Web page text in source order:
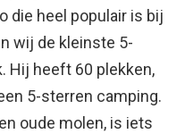
die heel populair is bij
wij de kleinste 5-
Hij heeft 60 plekken,
5-sterren camping.
oude molen, is iets